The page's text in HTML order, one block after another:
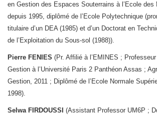
en Gestion des Espaces Souterrains à l’Ecole des
depuis 1995, diplômé de l’Ecole Polytechnique
titulaire d’un DEA (1985) et d’un Doctorat en
de l’Exploitation du Sous-sol (1988)).
Pierre FENIES (Pr. Affilié à l’EMINES ;
Gestion à l’Université Paris 2 Panthéon Assas ;
Gestion, 2011 ; Diplômé de l’Ecole Normale
1998).
Selwa FIRDOUSSI (Assistant Professor UM6P ;